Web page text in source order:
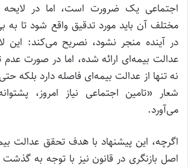
اجتماعی یک ضرورت است، اما در لایحه
مختلف آن باید مورد تدقیق واقع شود تا به
در آینده منجر نشود، نصریح می‌کند: این
عدالت بیمه‌ای ارائه شده، اما در صورت عدم
نه تنها از عدالت بیمه‌ای فاصله دارد بلکه
شعار «تامین اجتماعی نیاز امروز،
می‌آورد.
اگرچه، این پیشنهاد با هدف تحقق عدالت